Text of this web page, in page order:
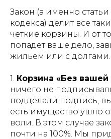
Закон (а именно
кодекса) делит все
четкие корзины. И от
попадет ваше дело,
жильем или с долгами.
1. Корзина «Без вашей
ничего не
подделали подпись,
есть имущество ушло
воли. В этом случае
почти на 100%. Мы